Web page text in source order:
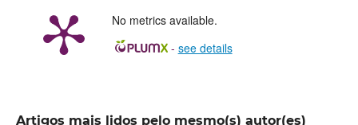
No metrics available.
- see details
Artigos mais lidos pelo mesmo(s) autor(es)